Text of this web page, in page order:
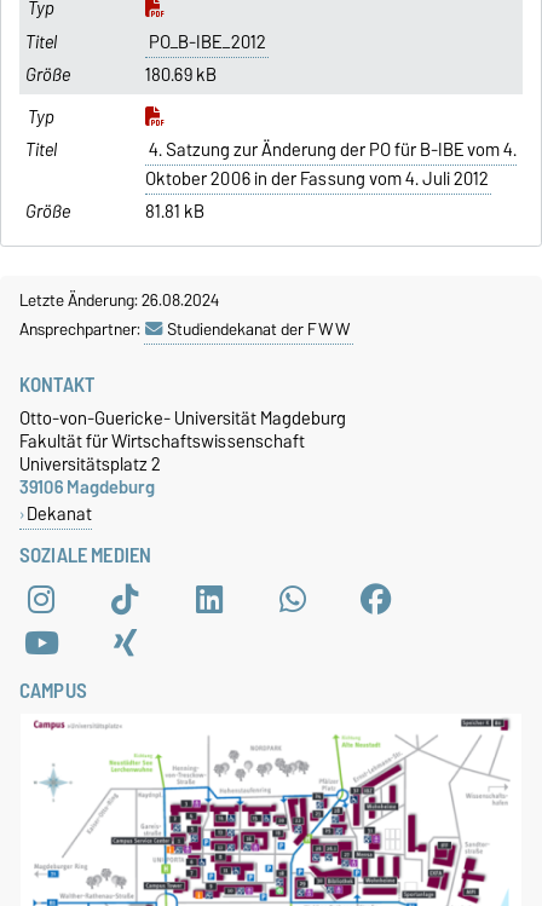
PO_B-IBE_2012
180.69 kB
4. Satzung zur Änderung der PO für B-IBE vom 4.
Oktober 2006 in der Fassung vom 4. Juli 2012
81.81 kB
Letzte Änderung: 26.08.2024
Ansprechpartner:
Studiendekanat der FWW
SOZIALE MEDIEN
KONTAKT
Otto-von-Guericke- Universität Magdeburg
Fakultät für Wirtschaftswissenschaft
Universitätsplatz 2
39106 Magdeburg
Dekanat
CAMPUS